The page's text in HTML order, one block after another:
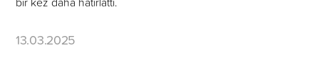
13.03.2025